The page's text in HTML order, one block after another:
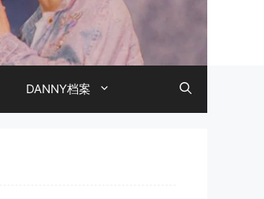
DANNY档案